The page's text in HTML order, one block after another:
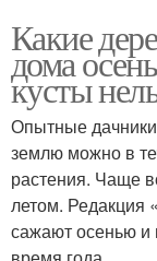
Какие
дома
кусты
Опытные
землю можно в
растения. Чаще
летом. Редакция
сажают осенью и